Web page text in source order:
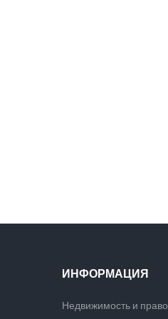
ИНФОРМАЦИЯ
Недвижимость и право